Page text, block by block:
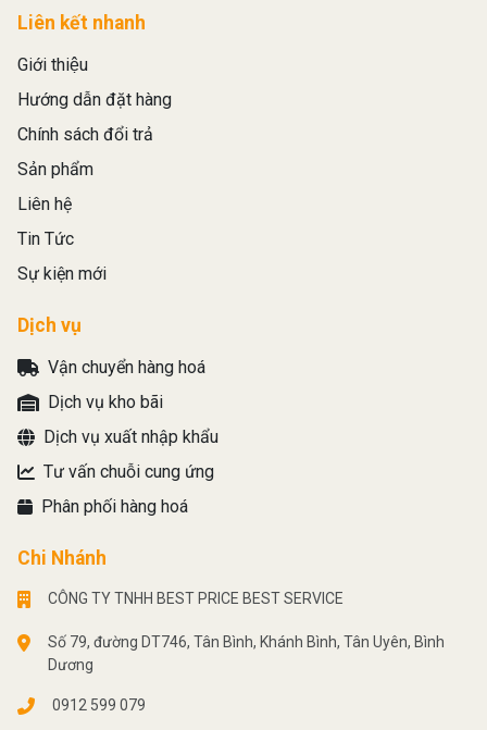
Liên kết nhanh
Giới thiệu
Hướng dẫn đặt hàng
Chính sách đổi trả
Sản phẩm
Liên hệ
Tin Tức
Sự kiện mới
Dịch vụ
Vận chuyển hàng hoá
Dịch vụ kho bãi
Dịch vụ xuất nhập khẩu
Tư vấn chuỗi cung ứng
Phân phối hàng hoá
Chi Nhánh
CÔNG TY TNHH BEST PRICE BEST SERVICE
Số 79, đường DT746, Tân Bình, Khánh Bình, Tân Uyên, Bình
Dương
0912 599 079